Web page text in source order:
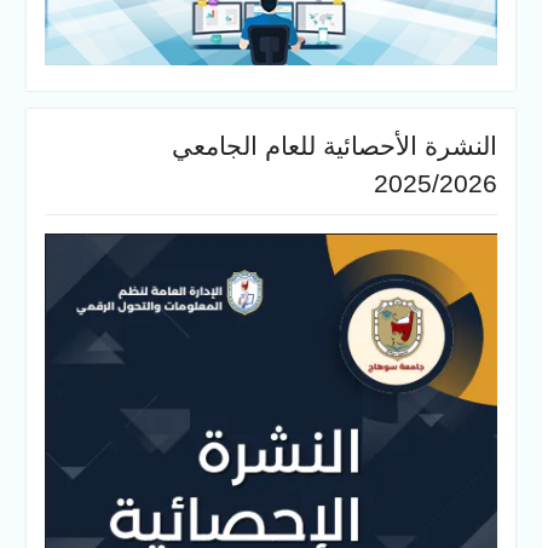
النشرة الأحصائية للعام الجامعي
2025/2026